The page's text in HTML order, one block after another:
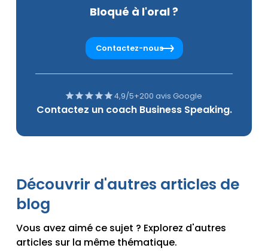
Bloqué à l'oral ?
Contactez-nous
4,9/5+200 avis Google
Contactez un coach Business Speaking.
Découvrir d'autres articles de
blog
Vous avez aimé ce sujet ? Explorez d'autres
articles sur la même thématique.